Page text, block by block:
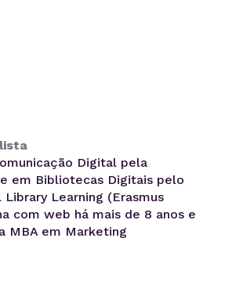
Digital pela
em Bibliotecas Digitais pelo
Learning (Erasmus
com web há mais de 8 anos e
MBA em Marketing